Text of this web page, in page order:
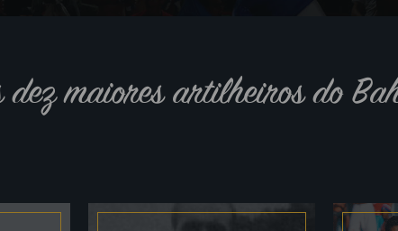
dez maiores artilheiros do